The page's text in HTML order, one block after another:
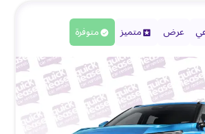
عرض متميز متوفرة